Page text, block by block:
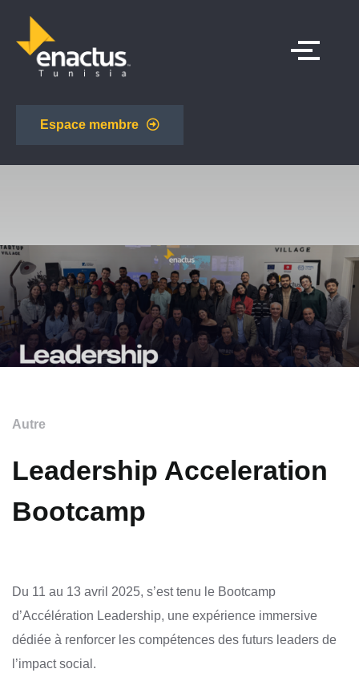
Espace membre
Autre
Leadership Acceleration
Bootcamp
Du 11 au 13 avril 2025, s’est tenu le Bootcamp
d’Accélération Leadership, une expérience immersive
dédiée à renforcer les compétences des futurs leaders de
l’impact social.